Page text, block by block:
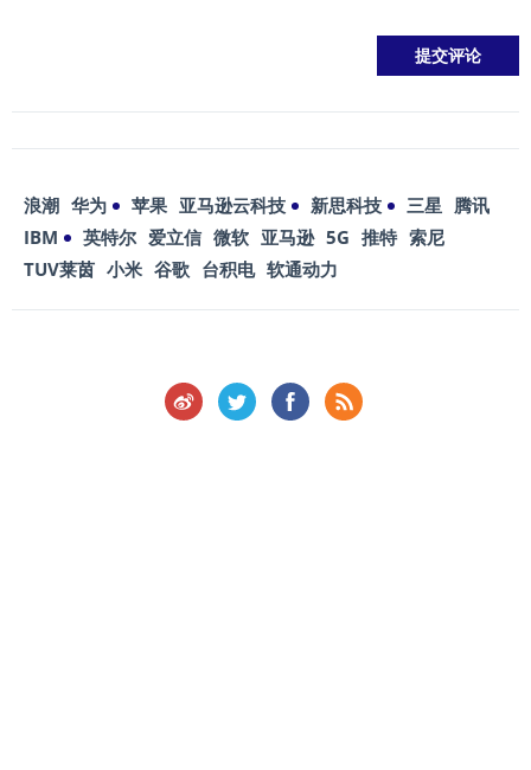
浪潮 华为 苹果 亚马逊云科技 新思科技 三星 腾讯
IBM
英特尔 爱立信 微软 亚马逊 5G 推特 索尼
TUV莱茵 小米 谷歌 台积电 软通动力